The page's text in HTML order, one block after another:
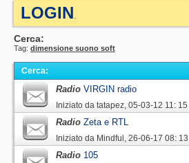
LOGIN.
Cerca:
Tag: dimensione suono soft
Cerca:
Radio VIRGIN radio
Iniziato da tatapez‎, 05-03-12 11: 15
Radio Zeta e RTL
Iniziato da Mindful ‎, 26-06-17 08: 13
Radio 105